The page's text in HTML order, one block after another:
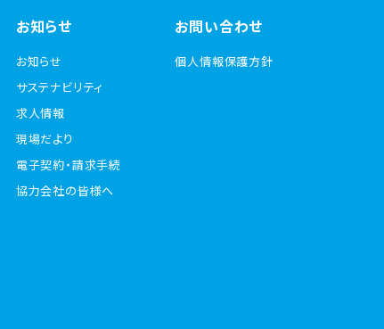
お知らせ
お知らせ
サステナビリティ
求人情報
現場だより
電子契約・請求手続
協力会社の皆様へ
お問い合わせ
個人情報保護方針